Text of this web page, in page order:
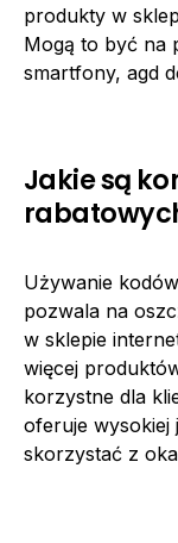
produkty w
Mogą to być na
smartfony, agd
Jakie są
Używanie
pozwala na
w sklepie
więcej
korzystne dla
oferuje wysokiej
skorzystać z